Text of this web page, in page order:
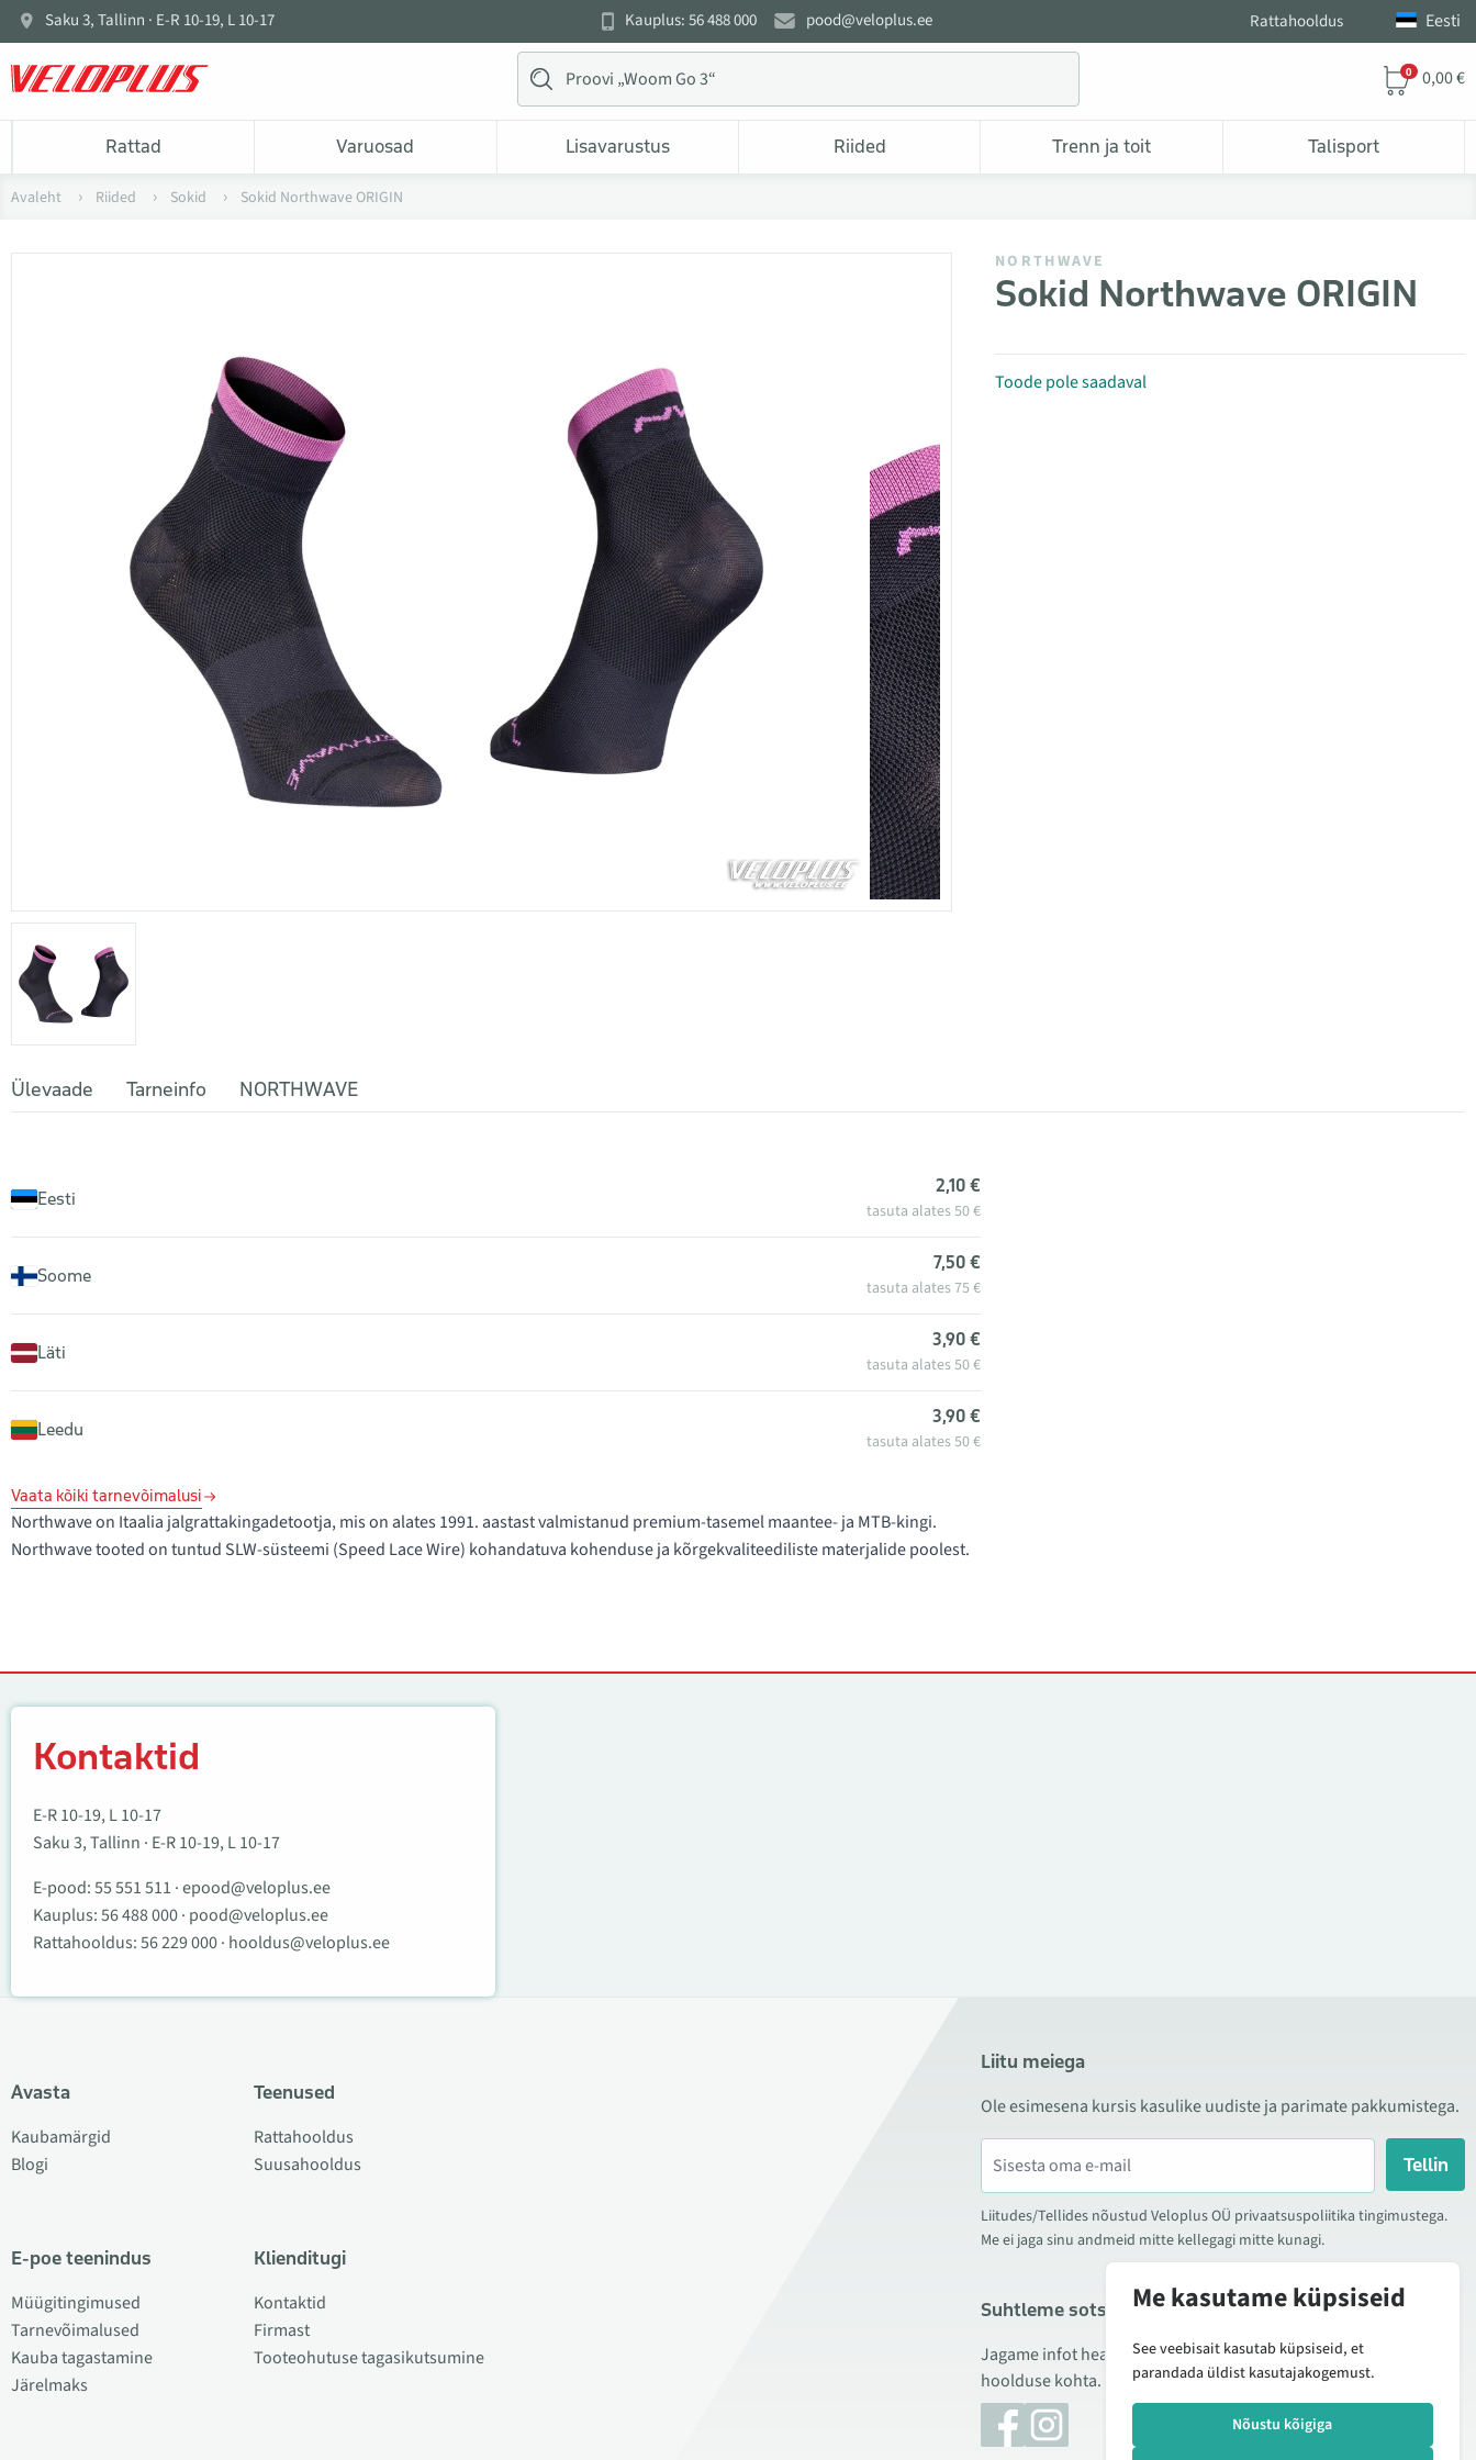
Saku 3, Tallinn · E-R 10-19, L 10-17 Kauplus: 56 488 000 pood@veloplus.ee Rattahooldus Eesti
0 0,00 €
Rattad Varuosad Lisavarustus Riided Trenn ja toit Talisport
Avaleht Riided Sokid Sokid Northwave ORIGIN
NORTHWAVE
Sokid Northwave ORIGIN
Toode pole saadaval
Ülevaade Tarneinfo NORTHWAVE
Eesti
2,10 €
tasuta alates 50 €
Soome
7,50 €
tasuta alates 75 €
Läti
3,90 €
tasuta alates 50 €
Leedu
3,90 €
tasuta alates 50 €
Vaata kõiki tarnevõimalusi
Northwave on Itaalia jalgrattakingadetootja, mis on alates 1991. aastast valmistanud premium-tasemel maantee- ja MTB-kingi.
Northwave tooted on tuntud SLW-süsteemi (Speed Lace Wire) kohandatuva kohenduse ja kõrgekvaliteediliste materjalide poolest.
Kontaktid
E-R 10-19, L 10-17
Saku 3, Tallinn · E-R 10-19, L 10-17
E-pood:55 551 511 ·epood@veloplus.ee
Kauplus:56 488 000· pood@veloplus.ee
Rattahooldus:56 229 000· hooldus@veloplus.ee
Avasta
Kaubamärgid
Blogi
E-poe teenindus
Müügitingimused
Tarnevõimalused
Kauba tagastamine
Järelmaks
Teenused
Rattahooldus
Suusahooldus
Klienditugi
Kontaktid
Firmast
Tooteohutuse tagasikutsumine
Liitu meiega
Ole esimesena kursis kasulike uudiste ja parimate pakkumistega.
Tellin
Liitudes/Tellides nõustud Veloplus OÜ privaatsuspoliitika tingimustega.
Me ei jaga sinu andmeid mitte kellegagi mitte kunagi.
Suhtleme sotsiaalmeedias
Jagame infot hea hinna kampaaniate, uute toodete ning
hoolduse kohta. Mõnikord teeme ka tooteülevaateid.
Me kasutame küpsiseid
See veebisait kasutab küpsiseid, et
parandada üldist kasutajakogemust.
Nõustu kõigiga